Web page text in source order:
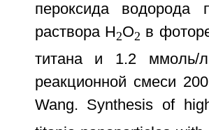
пероксида
раствора H2O2 в
титана и 1.2 ммоль/л
реакционной смеси
Wang. Synthesis of